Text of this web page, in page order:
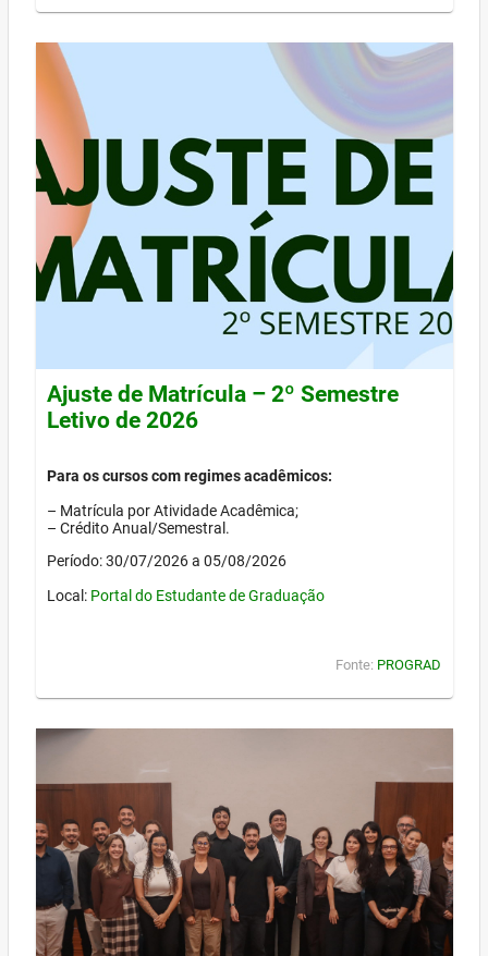
Ajuste de Matrícula – 2º Semestre
Letivo de 2026
Para os cursos com regimes acadêmicos:
– Matrícula por Atividade Acadêmica;
– Crédito Anual/Semestral.
Período: 30/07/2026 a 05/08/2026
Local: Portal do Estudante de Graduação
Fonte: PROGRAD